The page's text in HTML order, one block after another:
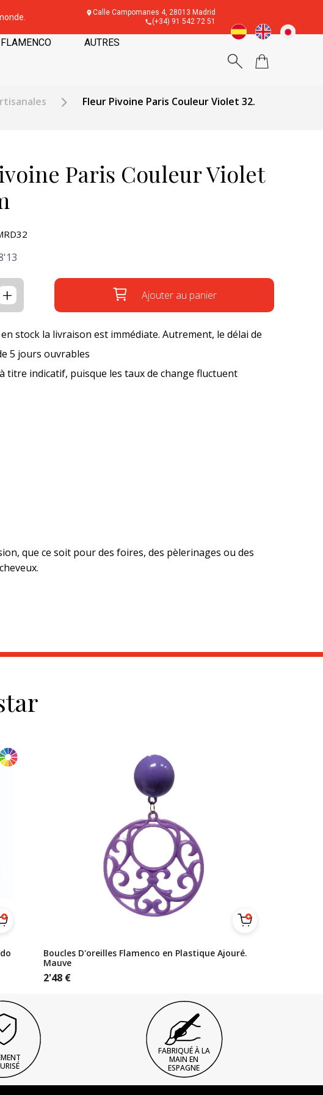
Calle Campomanes 4, 28013 Madrid
(+34) 91 542 72 51
AUTRES
Fleur Pivoine Paris Couleur Violet 32.
Paris Couleur Violet
+ Ajouter au panier
stock la livraison est immédiate. Autrement, le délai de
5 jours ouvrables
titre indicatif, puisque les taux de change fluctuent
que ce soit pour des foires, des pèlerinages ou des
Boucles D'oreilles Flamenco en Plastique Ajouré.
Mauve
2'48 €
FABRIQUÉ À LA
MAIN EN
ESPAGNE